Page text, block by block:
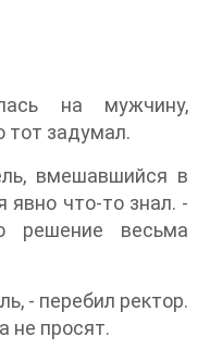
на мужчину,
тот задумал.
вмешавшийся в
явно что-то знал. -
решение весьма
- перебил ректор.
не просят.